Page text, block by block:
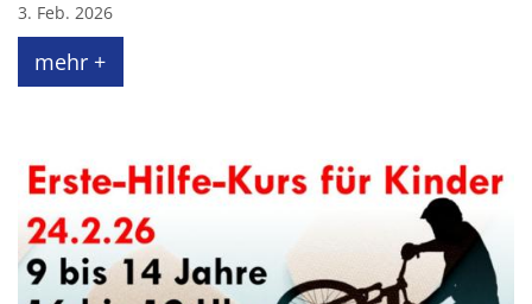
3. Feb. 2026
mehr +